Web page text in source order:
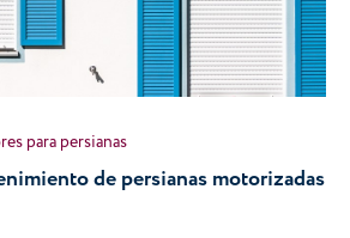
para persianas
de persianas motorizadas